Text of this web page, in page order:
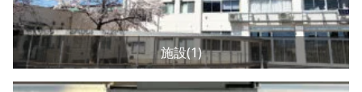
施設(1)